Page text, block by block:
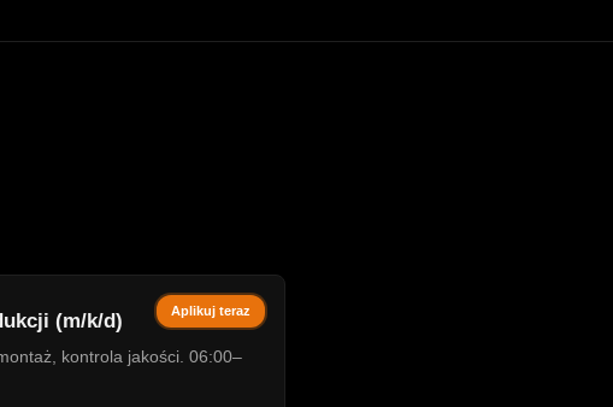
Aplikuj teraz
(m/k/d)
kontrola jakości. 06:00–